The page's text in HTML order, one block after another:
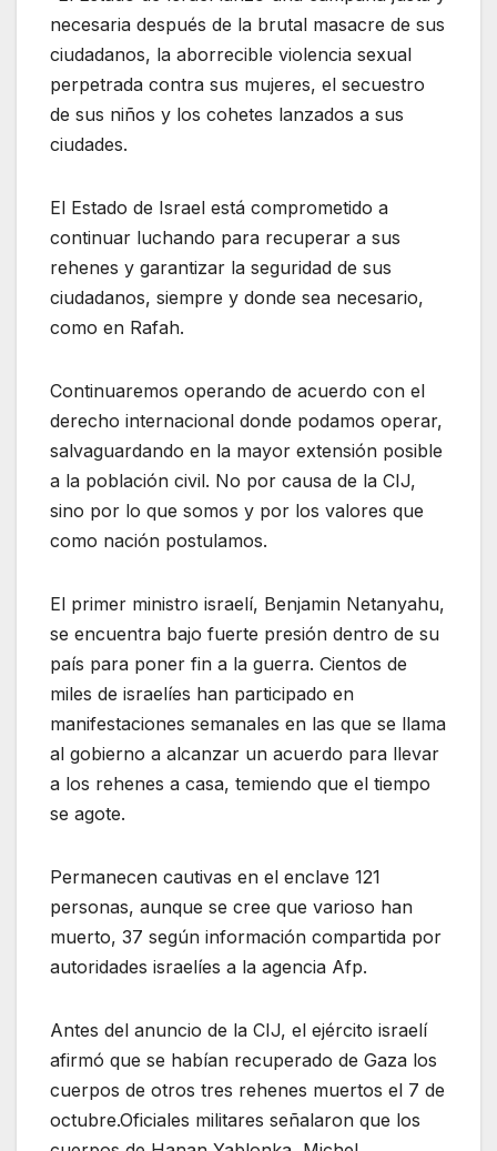
necesaria después de la brutal masacre de sus
ciudadanos, la aborrecible violencia sexual
perpetrada contra sus mujeres, el secuestro
de sus niños y los cohetes lanzados a sus
ciudades.
El Estado de Israel está comprometido a
continuar luchando para recuperar a sus
rehenes y garantizar la seguridad de sus
ciudadanos, siempre y donde sea necesario,
como en Rafah.
Continuaremos operando de acuerdo con el
derecho internacional donde podamos operar,
salvaguardando en la mayor extensión posible
a la población civil. No por causa de la CIJ,
sino por lo que somos y por los valores que
como nación postulamos.
El primer ministro israelí, Benjamin Netanyahu,
se encuentra bajo fuerte presión dentro de su
país para poner fin a la guerra. Cientos de
miles de israelíes han participado en
manifestaciones semanales en las que se llama
al gobierno a alcanzar un acuerdo para llevar
a los rehenes a casa, temiendo que el tiempo
se agote.
Permanecen cautivas en el enclave 121
personas, aunque se cree que varioso han
muerto, 37 según información compartida por
autoridades israelíes a la agencia Afp.
Antes del anuncio de la CIJ, el ejército israelí
afirmó que se habían recuperado de Gaza los
cuerpos de otros tres rehenes muertos el 7 de
octubre.Oficiales militares señalaron que los